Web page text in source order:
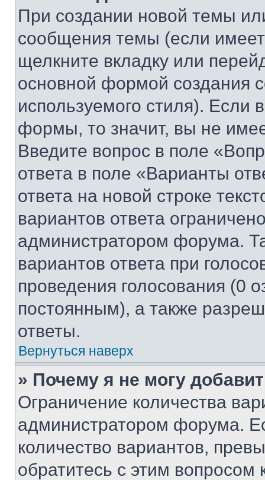
При создании новой темы
сообщения темы (если
щелкните вкладку или
основной формой создания
используемого стиля). Если
формы, то значит, вы не
Введите вопрос в поле
ответа в поле «Варианты
ответа на новой строке
вариантов ответа
администратором форума.
вариантов ответа при
проведения голосования (0
постоянным), а также
ответы.
Вернуться наверх
» Почему я не могу
Ограничение количества
администратором форума.
количество вариантов,
обратитесь с этим вопросом